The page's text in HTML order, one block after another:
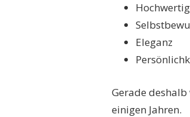
Eleganz
Gerade
einigen Jahren.